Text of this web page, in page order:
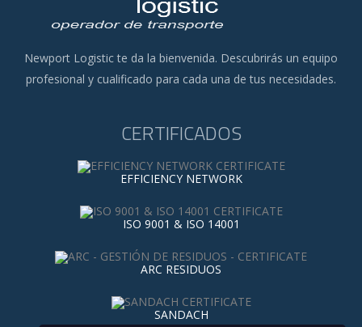
Newport Logistic te da la bienvenida. Descubrirás un equipo
profesional y cualificado para cada una de tus necesidades.
CERTIFICADOS
EFFICIENCY NETWORK
ISO 9001 & ISO 14001
ARC RESIDUOS
SANDACH